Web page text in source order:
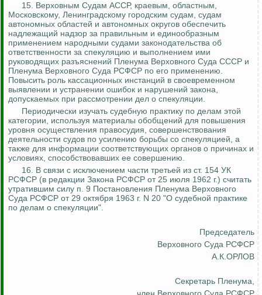
15. Верховным Судам АССР, краевым, областным,
Московскому, Ленинградскому городским судам, судам
автономных областей и автономных округов обеспечить
надлежащий надзор за правильным и единообразным
применением народными судами законодательства об
ответственности за спекуляцию и выполнением ими
руководящих разъяснений Пленума Верховного Суда СССР и
Пленума Верховного Суда РСФСР по его применению.
Повысить роль кассационных инстанций в своевременном
выявлении и устранении ошибок и нарушений закона,
допускаемых при рассмотрении дел о спекуляции.
Периодически изучать судебную практику по делам этой
категории, используя материалы обобщений для повышения
уровня осуществления правосудия, совершенствования
деятельности судов по усилению борьбы со спекуляцией, а
также для информации соответствующих органов о причинах и
условиях, способствовавших ее совершению.
16. В связи с исключением части третьей из ст. 154 УК
РСФСР (в редакции Закона РСФСР от 25 июля 1962 г.) считать
утратившим силу п. 9 Постановления Пленума Верховного
Суда РСФСР от 29 октября 1963 г. N 20 "О судебной практике
по делам о спекуляции".
Председатель
Верховного Суда РСФСР
А.К.ОРЛОВ
Секретарь Пленума,